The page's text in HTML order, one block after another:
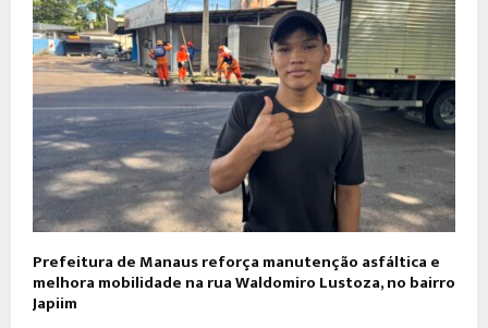
Prefeitura de Manaus reforça manutenção asfáltica e
melhora mobilidade na rua Waldomiro Lustoza, no bairro
Japiim